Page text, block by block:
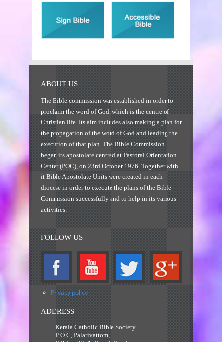
ABOUT US
The Bible commission was established in order to
proclaim the word of God, which is the centre of
Christian life. Its aim includes also making a plan for
the propagation of the word of God and leading the
execution of that plan. The Bible Commission
began its apostolate centred at Pastoral Orientation
Center (POC), on 23rd October 1976. Together with
it Bible Apostolate Units were created in each
diocese in order to execute the plans of the Bible
Commission successfully and to help in its various
activities.
FOLLOW US
Privacy policy
ADDRESS
Kerala Catholic Bible Society
P O C, Palarivattom,